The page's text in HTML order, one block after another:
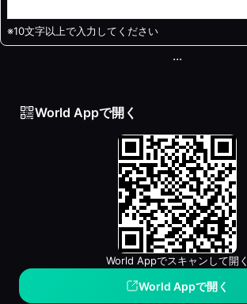
※10文字以上で入力してください
...
World Appで開く
World Appでスキャンして開く
World Appで開く